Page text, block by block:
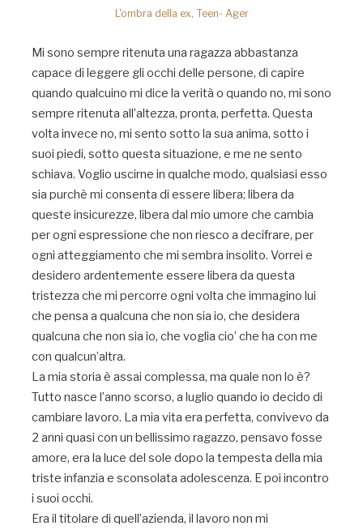
L'ombra della ex, Teen- Ager
Mi sono sempre ritenuta una ragazza abbastanza
capace di leggere gli occhi delle persone, di capire
quando qualcuino mi dice la verità o quando no, mi sono
sempre ritenuta all’altezza, pronta, perfetta. Questa
volta invece no, mi sento sotto la sua anima, sotto i
suoi piedi, sotto questa situazione, e me ne sento
schiava. Voglio uscirne in qualche modo, qualsiasi esso
sia purchè mi consenta di essere libera; libera da
queste insicurezze, libera dal mio umore che cambia
per ogni espressione che non riesco a decifrare, per
ogni atteggiamento che mi sembra insolito. Vorrei e
desidero ardentemente essere libera da questa
tristezza che mi percorre ogni volta che immagino lui
che pensa a qualcuna che non sia io, che desidera
qualcuna che non sia io, che voglia cio’ che ha con me
con qualcun’altra.
La mia storia è assai complessa, ma quale non lo è?
Tutto nasce l’anno scorso, a luglio quando io decido di
cambiare lavoro. La mia vita era perfetta, convivevo da
2 anni quasi con un bellissimo ragazzo, pensavo fosse
amore, era la luce del sole dopo la tempesta della mia
triste infanzia e sconsolata adolescenza. E poi incontro
i suoi occhi.
Era il titolare di quell’azienda, il lavoro non mi